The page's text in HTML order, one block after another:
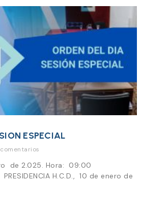
ESPECIAL
de 2.025. Hora: 09:00
H.C.D., 10 de enero de